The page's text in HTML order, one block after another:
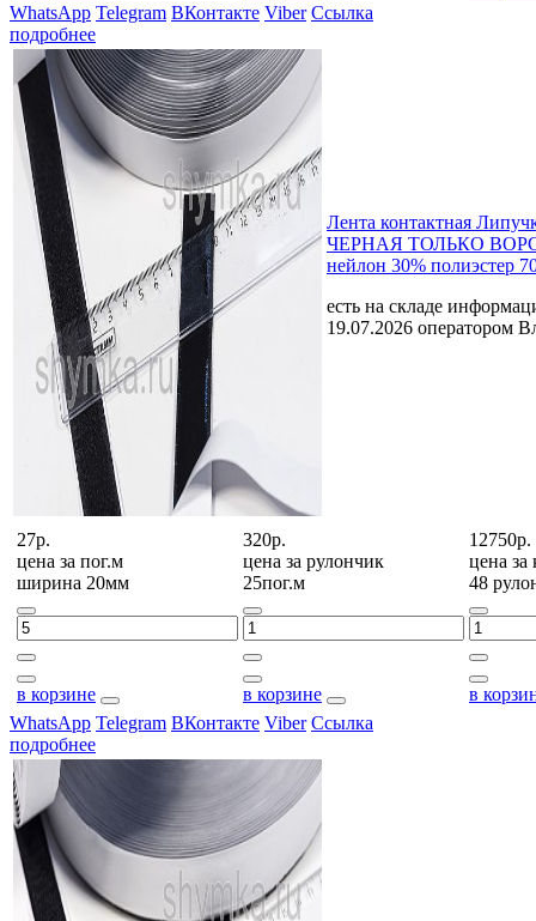
WhatsApp Telegram ВКонтакте Viber Ссылка
подробнее
Лента контактная
ЧЕРНАЯ ТОЛЬКО ВОРС
нейлон 30% полиэстер
есть на складе
19.07.2026 оператором
27р.
цена за пог.м
ширина 20мм
в корзине
320р.
цена за рулончик
25пог.м
в корзине
12750р.
цена за
48
в
WhatsApp Telegram ВКонтакте Viber Ссылка
подробнее